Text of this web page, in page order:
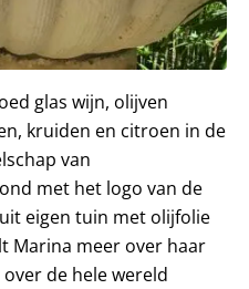
glas wijn, olijven
kruiden en citroen in de
van
met het logo van de
eigen tuin met olijfolie
Marina meer over haar
de hele wereld